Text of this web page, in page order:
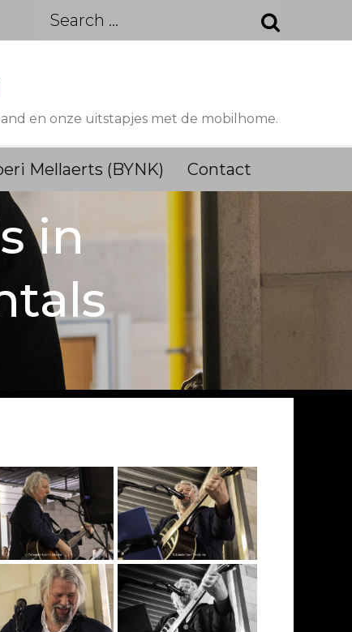
Search
en onze uitstapjes met de mobilhome.
Mellaerts (BYNK) Contact
in